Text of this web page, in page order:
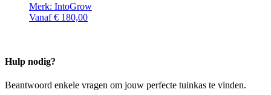
Merk: IntoGrow
Vanaf€ 180,00
Hulp nodig?
Beantwoord enkele vragen om jouw perfecte tuinkas te vinden.